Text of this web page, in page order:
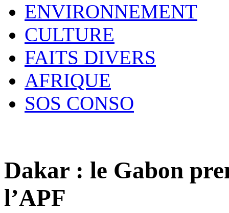
ENVIRONNEMENT
CULTURE
FAITS DIVERS
AFRIQUE
SOS CONSO
Dakar : le Gabon
l’APF